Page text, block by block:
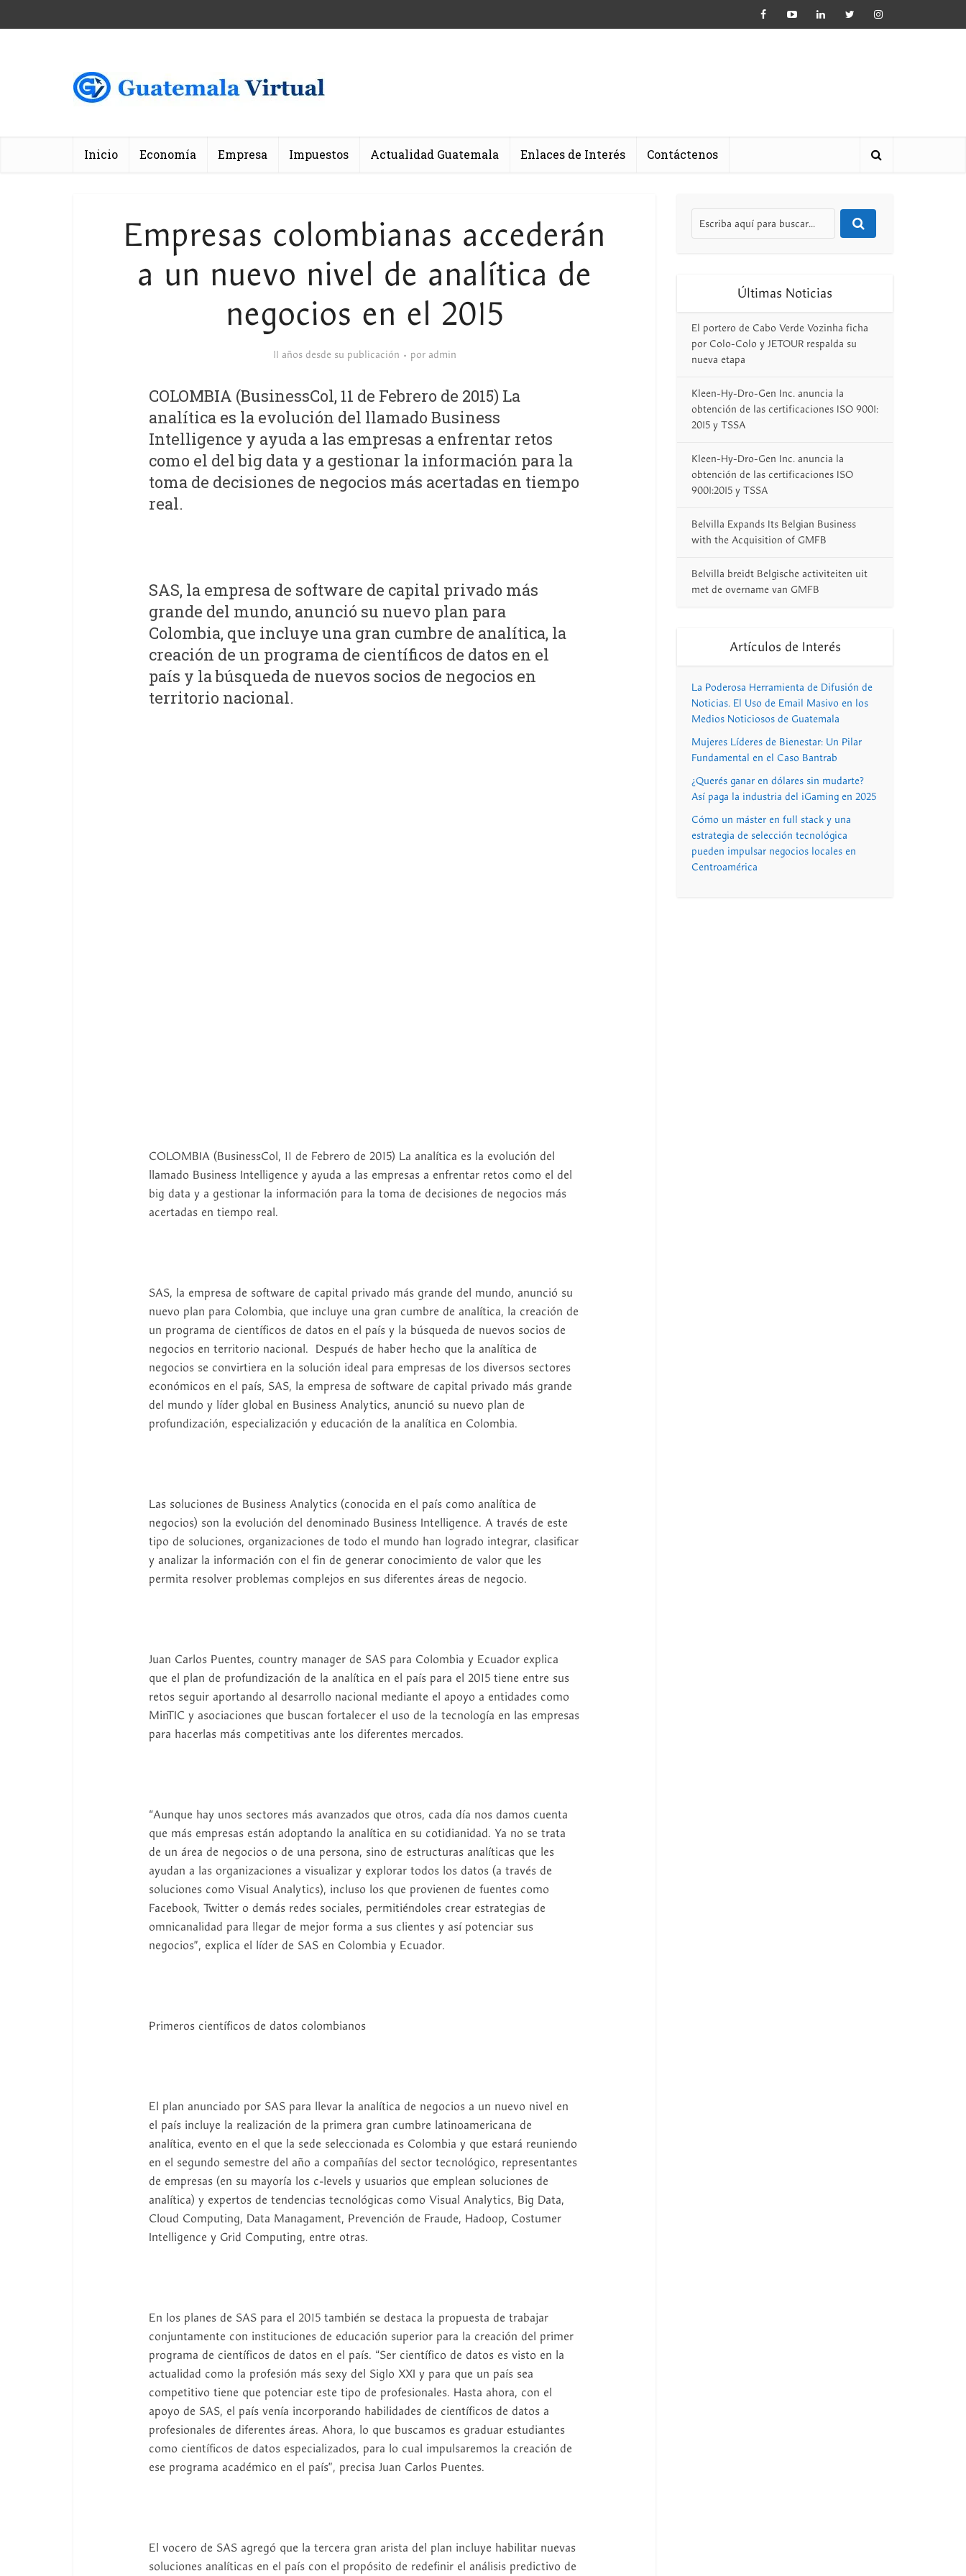
Inicio Economía Empresa Impuestos Actualidad Guatemala Enlaces de Interés Contáctenos
Empresas colombianas accederán
a un nuevo nivel de analítica de
negocios en el 2015
11 años desde su publicación por admin
COLOMBIA (BusinessCol, 11 de Febrero de 2015) La
analítica es la evolución del llamado Business
Intelligence y ayuda a las empresas a enfrentar retos
como el del big data y a gestionar la información para la
toma de decisiones de negocios más acertadas en tiempo
real.
SAS, la empresa de software de capital privado más
grande del mundo, anunció su nuevo plan para
Colombia, que incluye una gran cumbre de analítica, la
creación de un programa de científicos de datos en el
país y la búsqueda de nuevos socios de negocios en
territorio nacional.
COLOMBIA (BusinessCol, 11 de Febrero de 2015) La analítica es la evolución del
llamado Business Intelligence y ayuda a las empresas a enfrentar retos como el del
big data y a gestionar la información para la toma de decisiones de negocios más
acertadas en tiempo real.
SAS, la empresa de software de capital privado más grande del mundo, anunció su
nuevo plan para Colombia, que incluye una gran cumbre de analítica, la creación de
un programa de científicos de datos en el país y la búsqueda de nuevos socios de
negocios en territorio nacional. Después de haber hecho que la analítica de
negocios se convirtiera en la solución ideal para empresas de los diversos sectores
económicos en el país, SAS, la empresa de software de capital privado más grande
del mundo y líder global en Business Analytics, anunció su nuevo plan de
profundización, especialización y educación de la analítica en Colombia.
Las soluciones de Business Analytics (conocida en el país como analítica de
negocios) son la evolución del denominado Business Intelligence. A través de este
tipo de soluciones, organizaciones de todo el mundo han logrado integrar, clasificar
y analizar la información con el fin de generar conocimiento de valor que les
permita resolver problemas complejos en sus diferentes áreas de negocio.
Juan Carlos Puentes, country manager de SAS para Colombia y Ecuador explica
que el plan de profundización de la analítica en el país para el 2015 tiene entre sus
retos seguir aportando al desarrollo nacional mediante el apoyo a entidades como
MinTIC y asociaciones que buscan fortalecer el uso de la tecnología en las empresas
para hacerlas más competitivas ante los diferentes mercados.
“Aunque hay unos sectores más avanzados que otros, cada día nos damos cuenta
que más empresas están adoptando la analítica en su cotidianidad. Ya no se trata
de un área de negocios o de una persona, sino de estructuras analíticas que les
ayudan a las organizaciones a visualizar y explorar todos los datos (a través de
soluciones como Visual Analytics), incluso los que provienen de fuentes como
Facebook, Twitter o demás redes sociales, permitiéndoles crear estrategias de
omnicanalidad para llegar de mejor forma a sus clientes y así potenciar sus
negocios”, explica el líder de SAS en Colombia y Ecuador.
Primeros científicos de datos colombianos
El plan anunciado por SAS para llevar la analítica de negocios a un nuevo nivel en
el país incluye la realización de la primera gran cumbre latinoamericana de
analítica, evento en el que la sede seleccionada es Colombia y que estará reuniendo
en el segundo semestre del año a compañías del sector tecnológico, representantes
de empresas (en su mayoría los c-levels y usuarios que emplean soluciones de
analítica) y expertos de tendencias tecnológicas como Visual Analytics, Big Data,
Cloud Computing, Data Managament, Prevención de Fraude, Hadoop, Costumer
Intelligence y Grid Computing, entre otras.
En los planes de SAS para el 2015 también se destaca la propuesta de trabajar
conjuntamente con instituciones de educación superior para la creación del primer
programa de científicos de datos en el país. “Ser científico de datos es visto en la
actualidad como la profesión más sexy del Siglo XXI y para que un país sea
competitivo tiene que potenciar este tipo de profesionales. Hasta ahora, con el
apoyo de SAS, el país venía incorporando habilidades de científicos de datos a
profesionales de diferentes áreas. Ahora, lo que buscamos es graduar estudiantes
como científicos de datos especializados, para lo cual impulsaremos la creación de
ese programa académico en el país”, precisa Juan Carlos Puentes.
El vocero de SAS agregó que la tercera gran arista del plan incluye habilitar nuevas
soluciones analíticas en el país con el propósito de redefinir el análisis predictivo de
Últimas Noticias
El portero de Cabo Verde Vozinha ficha
por Colo-Colo y JETOUR respalda su
nueva etapa
Kleen-Hy-Dro-Gen Inc. anuncia la
obtención de las certificaciones ISO 9001:
2015 y TSSA
Kleen-Hy-Dro-Gen Inc. anuncia la
obtención de las certificaciones ISO
9001:2015 y TSSA
Belvilla Expands Its Belgian Business
with the Acquisition of GMFB
Belvilla breidt Belgische activiteiten uit
met de overname van GMFB
Artículos de Interés
La Poderosa Herramienta de Difusión de
Noticias. El Uso de Email Masivo en los
Medios Noticiosos de Guatemala
Mujeres Líderes de Bienestar: Un Pilar
Fundamental en el Caso Bantrab
¿Querés ganar en dólares sin mudarte?
Así paga la industria del iGaming en 2025
Cómo un máster en full stack y una
estrategia de selección tecnológica
pueden impulsar negocios locales en
Centroamérica